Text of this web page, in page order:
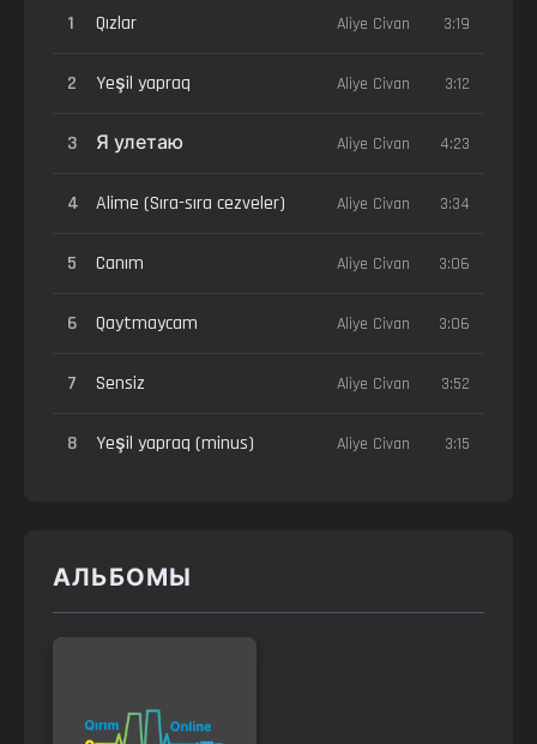
1 Qızlar Aliye Civan 3:19
2 Yeşil yapraq Aliye Civan 3:12
3 Я улетаю Aliye Civan 4:23
4 Alime (Sıra-sıra cezveler) Aliye Civan 3:34
5 Canım Aliye Civan 3:06
6 Qaytmaycam Aliye Civan 3:06
7 Sensiz Aliye Civan 3:52
8 Yeşil yapraq (minus) Aliye Civan 3:15
АЛЬБОМЫ